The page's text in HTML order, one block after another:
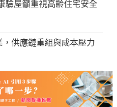
驗屋籲重視高齡住宅安全
供應鏈重組與成本壓力